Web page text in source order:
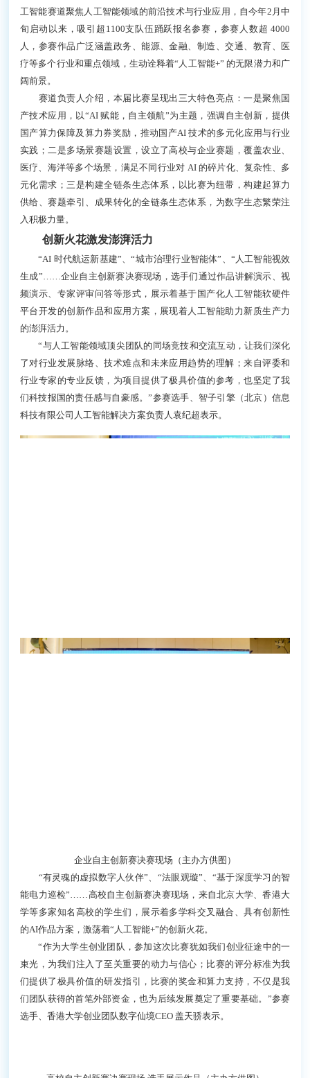
工智能赛道聚焦人工智能领域的前沿技术与行业应用，自今年2月中
旬启动以来，吸引超1100支队伍踊跃报名参赛，参赛人数超 4000
人，参赛作品广泛涵盖政务、能源、金融、制造、交通、教育、医
疗等多个行业和重点领域，生动诠释着“人工智能+” 的无限潜力和广
阔前景。
赛道负责人介绍，本届比赛呈现出三大特色亮点：一是聚焦国
产技术应用，以“AI 赋能，自主领航”为主题，强调自主创新，提供
国产算力保障及算力券奖励，推动国产AI 技术的多元化应用与行业
实践；二是多场景赛题设置，设立了高校与企业赛题，覆盖农业、
医疗、海洋等多个场景，满足不同行业对 AI 的碎片化、复杂性、多
元化需求；三是构建全链条生态体系，以比赛为纽带，构建起算力
供给、赛题牵引、成果转化的全链条生态体系，为数字生态繁荣注
入积极力量。
创新火花激发澎湃活力
“AI 时代航运新基建”、“城市治理行业智能体”、“人工智能视效
生成”……企业自主创新赛决赛现场，选手们通过作品讲解演示、视
频演示、专家评审问答等形式，展示着基于国产化人工智能软硬件
平台开发的创新作品和应用方案，展现着人工智能助力新质生产力
的澎湃活力。
“与人工智能领域顶尖团队的同场竞技和交流互动，让我们深化
了对行业发展脉络、技术难点和未来应用趋势的理解；来自评委和
行业专家的专业反馈，为项目提供了极具价值的参考，也坚定了我
们科技报国的责任感与自豪感。”参赛选手、智子引擎（北京）信息
科技有限公司人工智能解决方案负责人袁纪超表示。
能电力巡检”……高校自主创新赛决赛现场，来自北京大学、香港大